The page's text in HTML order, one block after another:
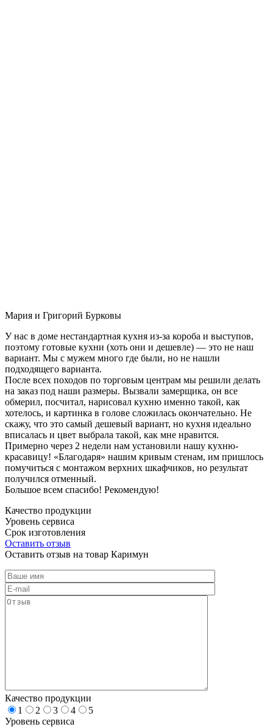
Мария и Григорий Бурковы
У нас в доме нестандартная кухня из-за короба и выступов,
поэтому готовые кухни (хоть они и дешевле) — это не наш
вариант. Мы с мужем много где были, но не нашли
подходящего варианта.
После всех походов по торговым центрам мы решили делать
на заказ под наши размеры. Вызвали замерщика, он все
обмерил, посчитал, нарисовал кухню именно такой, как
хотелось, и картинка в голове сложилась окончательно. Не
скажу, что это самый дешевый вариант, но кухня идеально
вписалась и цвет выбрала такой, как мне нравится.
Примерно через 2 недели нам установили нашу кухню-
красавицу! «Благодаря» нашим кривым стенам, им пришлось
помучиться с монтажом верхних шкафчиков, но результат
получился отменный.
Большое всем спасибо! Рекомендую!
Качество продукции
Уровень сервиса
Срок изготовления
Оставить отзыв
Оставить отзыв на товар Каримун
Качество продукции
1
2 3 4
5
Уровень сервиса